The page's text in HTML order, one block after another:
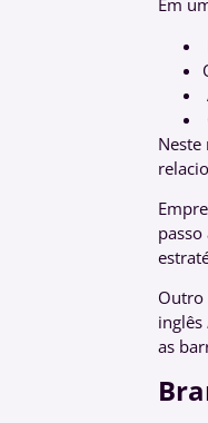
Em
Outro
inglês
as